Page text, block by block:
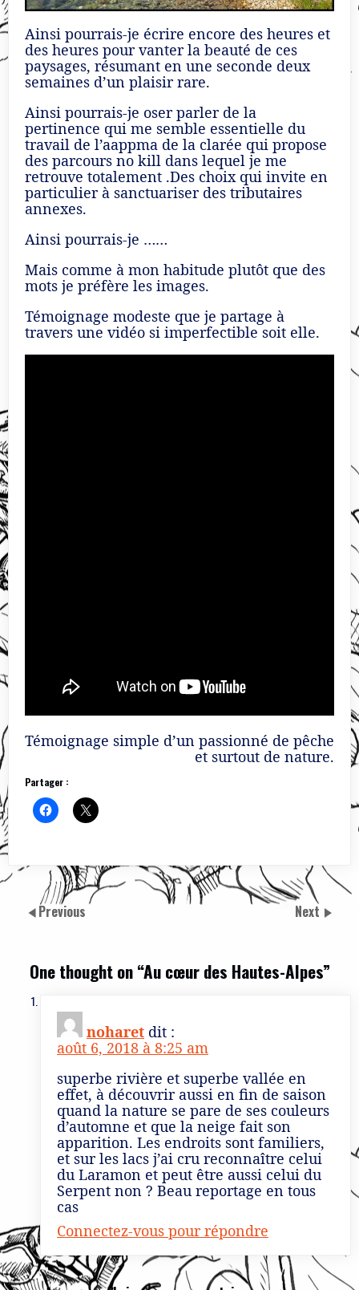
Ainsi pourrais-je écrire encore des heures et
des heures pour vanter la beauté de ces
paysages, résumant en une seconde deux
semaines d’un plaisir rare.
Ainsi pourrais-je oser parler de la
pertinence qui me semble essentielle du
travail de l’aappma de la clarée qui propose
des parcours no kill dans lequel je me
retrouve totalement .Des choix qui invite en
particulier à sanctuariser des tributaires
annexes.
Ainsi pourrais-je ……
Mais comme à mon habitude plutôt que des
mots je préfère les images.
Témoignage modeste que je partage à
travers une vidéo si imperfectible soit elle.
Témoignage simple d’un passionné de pêche
et surtout de nature.
Partager :
Previous Next
One thought on “Au cœur des Hautes-Alpes”
noharet dit :
août 6, 2018 à 8:25 am
superbe rivière et superbe vallée en
effet, à découvrir aussi en fin de saison
quand la nature se pare de ses couleurs
d’automne et que la neige fait son
apparition. Les endroits sont familiers,
et sur les lacs j’ai cru reconnaître celui
du Laramon et peut être aussi celui du
Serpent non ? Beau reportage en tous
cas
Connectez-vous pour répondre